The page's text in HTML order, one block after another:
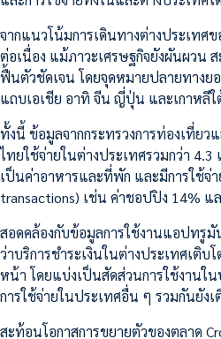
จากแนวโน้มการเดินทางต่างประเทศ
ต่อเนื่อง แม้ภาวะเศรษฐกิจยังผันผวน
ฟื้นตัวชัดเจน โดยจุดหมายปลายทางย
แถบเอเชีย อาทิ จีน ญี่ปุ่น และเกาหลีใ
ทั้งนี้ ข้อมูลจากกระทรวงการท่องเที่ย
ไทยใช้จ่ายในต่างประเทศรวมกว่า
เป็นค่าอาหารและที่พัก และมีการใช้จ่
transactions) เช่น ค่าชอปปิง 14% แ
สอดคล้องกับข้อมูลการใช้งานแอปทรู
ว่าบริการชำระเงินในต่างประเทศเติบ
หน้า โดยแบ่งเป็นสัดส่วนการใช้งานใ
การใช้จ่ายในประเทศอื่น ๆ รวมกันยังเ
สะท้อนโอกาสการขยายตัวของตลาด